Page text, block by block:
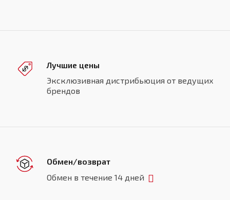
Лучшие цены
Эксклюзивная дистрибьюция от ведущих
брендов
Обмен/возврат
Обмен в течение 14 дней